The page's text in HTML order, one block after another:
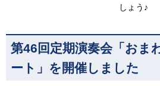
しょう♪
第46回定期演奏会「おま
ート」を開催しました